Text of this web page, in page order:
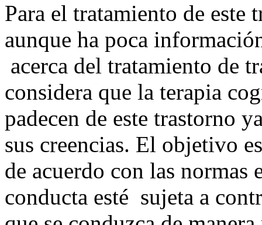
Para el tratamiento de
aunque ha poca
acerca del tratamiento de
considera que la terapia
padecen de este trastorno
sus creencias. El objetivo
de acuerdo con las normas
conducta esté sujeta a